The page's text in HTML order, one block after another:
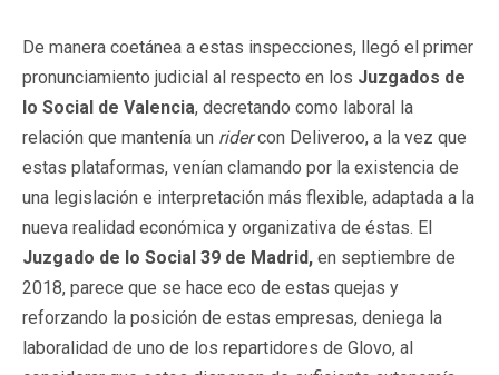
De manera coetánea a estas inspecciones, llegó el primer
pronunciamiento judicial al respecto en los Juzgados de
lo Social de Valencia, decretando como laboral la
relación que mantenía un ridercon Deliveroo, a la vez que
estas plataformas, venían clamando por la existencia de
una legislación e interpretación más flexible, adaptada a la
nueva realidad económica y organizativa de éstas. El
Juzgado de lo Social 39 de Madrid, en septiembre de
2018, parece que se hace eco de estas quejas y
reforzando la posición de estas empresas, deniega la
laboralidad de uno de los repartidores de Glovo, al